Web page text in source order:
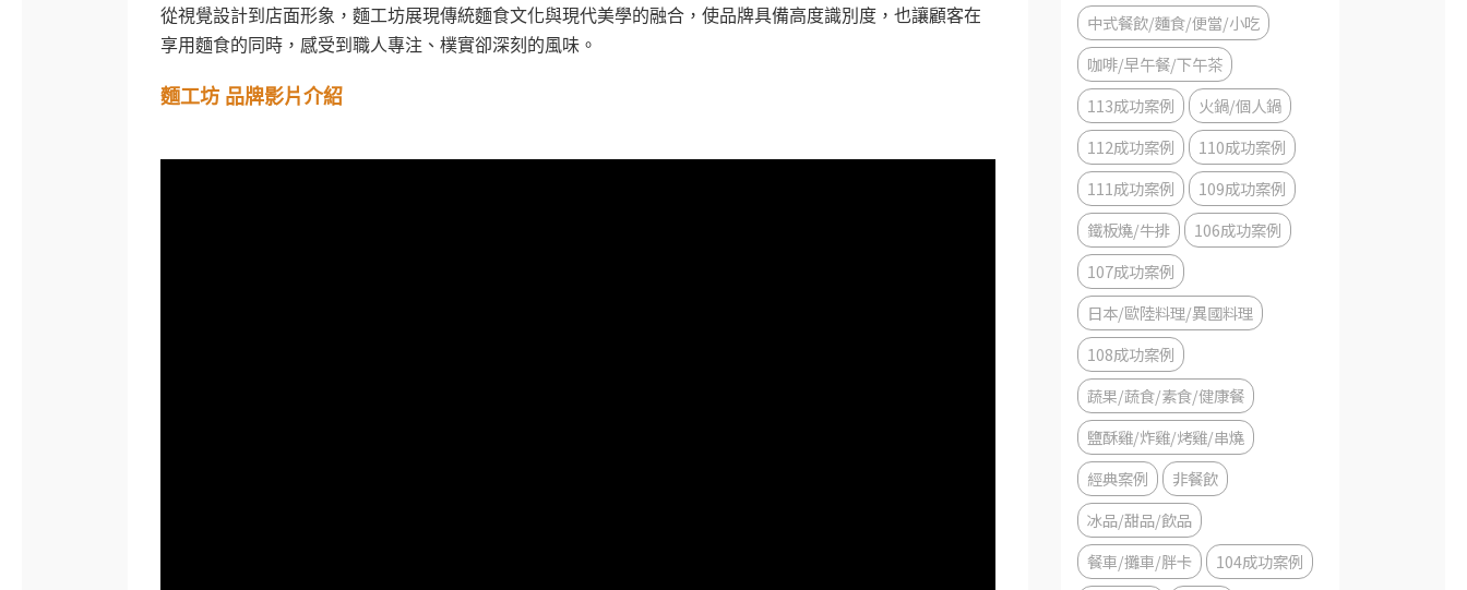
從視覺設計到店面形象，麵工坊展現傳統麵食文化與現代美學的融合，使品牌具備高度識別度，也讓顧客在
享用麵食的同時，感受到職人專注、樸實卻深刻的風味。
麵工坊 品牌影片介紹
中式餐飲/麵食/便當/小吃
咖啡/早午餐/下午茶
113成功案例
火鍋/個人鍋
112成功案例
110成功案例
111成功案例
109成功案例
鐵板燒/牛排
106成功案例
107成功案例
日本/歐陸料理/異國料理
108成功案例
蔬果/蔬食/素食/健康餐
鹽酥雞/炸雞/烤雞/串燒
經典案例
非餐飲
冰品/甜品/飲品
餐車/攤車/胖卡
104成功案例